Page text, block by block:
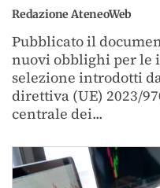
Redazione AteneoWeb
Pubblicato il
nuovi obblighi per le
selezione introdotti
direttiva (UE) 2023/
centrale dei...